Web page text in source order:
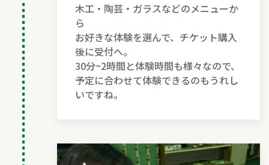
木工・陶芸・ガラスなどのメニューか
ら
お好きな体験を選んで、チケット購入
後に受付へ。
30分~2時間と体験時間も様々なので、
予定に合わせて体験できるのもうれし
いですね。